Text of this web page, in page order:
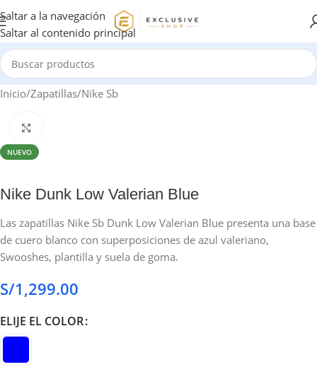
Saltar a la navegación
Saltar al contenido principal
Inicio/Zapatillas/Nike Sb
NUEVO
Nike Dunk Low Valerian Blue
Las zapatillas Nike Sb Dunk Low Valerian Blue presenta una base
de cuero blanco con superposiciones de azul valeriano,
Swooshes, plantilla y suela de goma.
S/1,299.00
ELIJE EL COLOR